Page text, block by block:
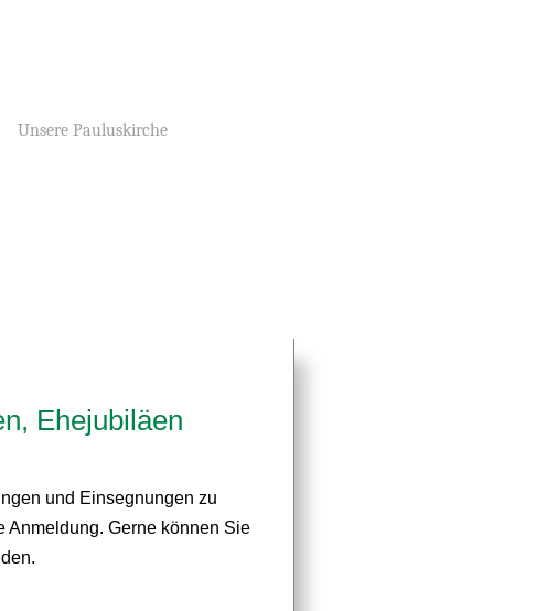
Unsere Pauluskirche
Ehejubiläen
und Einsegnungen zu
Anmeldung. Gerne können Sie